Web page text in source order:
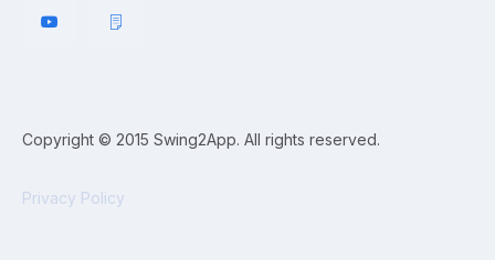
Copyright © 2015 Swing2App. All rights reserved.
Privacy Policy